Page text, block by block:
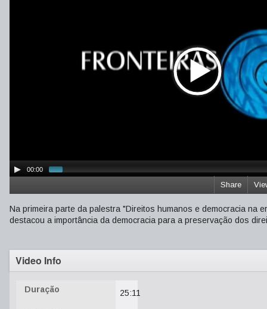
00:00
Share
Na primeira parte da palestra "Direitos humanos e democracia na
destacou a importância da democracia para a preservação dos
Video Info
Duração 25:11